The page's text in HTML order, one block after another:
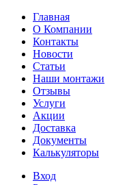
Главная
О Компании
Контакты
Новости
Статьи
Наши монтажи
Отзывы
Услуги
Акции
Доставка
Документы
Калькуляторы
Вход